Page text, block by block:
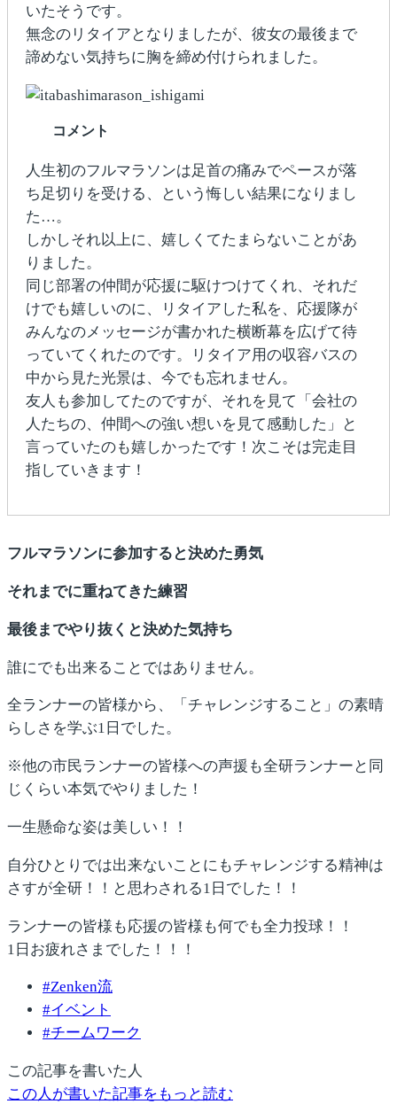
いたそうです。
無念のリタイアとなりましたが、彼女の最後まで
諦めない気持ちに胸を締め付けられました。
コメント
人生初のフルマラソンは足首の痛みでペースが落
ち足切りを受ける、という悔しい結果になりまし
た…。
しかしそれ以上に、嬉しくてたまらないことがあ
りました。
同じ部署の仲間が応援に駆けつけてくれ、それだ
けでも嬉しいのに、リタイアした私を、応援隊が
みんなのメッセージが書かれた横断幕を広げて待
っていてくれたのです。リタイア用の収容バスの
中から見た光景は、今でも忘れません。
友人も参加してたのですが、それを見て「会社の
人たちの、仲間への強い想いを見て感動した」と
言っていたのも嬉しかったです！次こそは完走目
指していきます！
フルマラソンに参加すると決めた勇気
それまでに重ねてきた練習
最後までやり抜くと決めた気持ち
誰にでも出来ることではありません。
全ランナーの皆様から、「チャレンジすること」の素晴
らしさを学ぶ1日でした。
※他の市民ランナーの皆様への声援も全研ランナーと同
じくらい本気でやりました！
一生懸命な姿は美しい！！
自分ひとりでは出来ないことにもチャレンジする精神は
さすが全研！！と思わされる1日でした！！
ランナーの皆様も応援の皆様も何でも全力投球！！
1日お疲れさまでした！！！
#Zenken流
#イベント
#チームワーク
この記事を書いた人
この人が書いた記事をもっと読む